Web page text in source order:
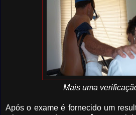
Mais uma
Após o exame é fornecido um